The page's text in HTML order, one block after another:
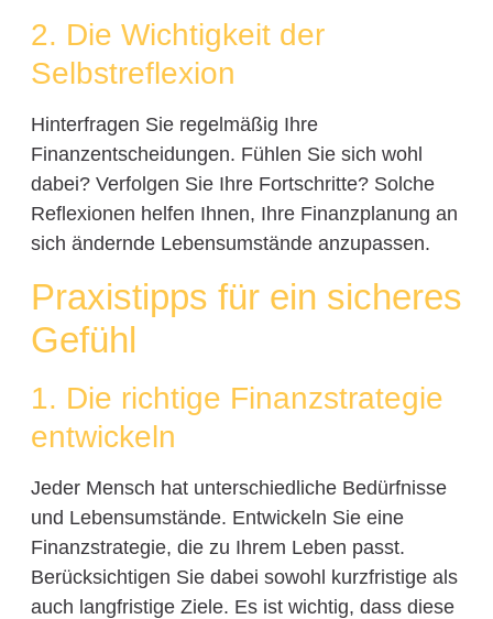
2. Die Wichtigkeit der
Selbstreflexion
Hinterfragen Sie regelmäßig Ihre
Finanzentscheidungen. Fühlen Sie sich wohl
dabei? Verfolgen Sie Ihre Fortschritte? Solche
Reflexionen helfen Ihnen, Ihre Finanzplanung an
sich ändernde Lebensumstände anzupassen.
Praxistipps für ein sicheres
Gefühl
1. Die richtige Finanzstrategie
entwickeln
Jeder Mensch hat unterschiedliche Bedürfnisse
und Lebensumstände. Entwickeln Sie eine
Finanzstrategie, die zu Ihrem Leben passt.
Berücksichtigen Sie dabei sowohl kurzfristige als
auch langfristige Ziele. Es ist wichtig, dass diese